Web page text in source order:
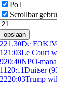
Poll
Scrollbar
opslaan
221:30De
1 21:03Le Court
920:40NPO-
11 20:11Duitser
2220:03Trump